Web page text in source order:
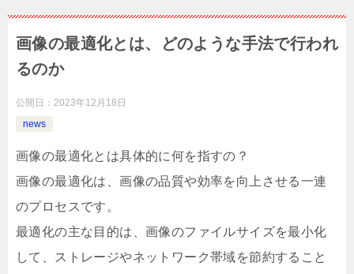
画像の最適化とは、どのような手法で行われ
るのか
公開日： 2023年12月18日
news
画像の最適化とは具体的に何を指すの？
画像の最適化は、画像の品質や効率を向上させる一連
のプロセスです。
最適化の主な目的は、画像のファイルサイズを最小化
して、ストレージやネットワーク帯域を節約すること